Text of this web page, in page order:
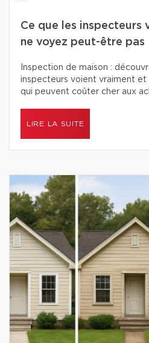
Ce que les inspecteurs
ne voyez peut-être pas
Inspection de maison :
inspecteurs voient vraiment et
qui peuvent coûter cher aux
LIRE LA SUITE